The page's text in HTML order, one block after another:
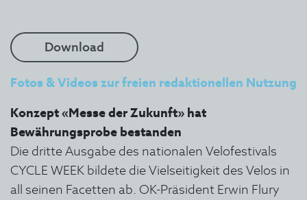
Download
Fotos & Videos zur freien redaktionellen Nutzung
Konzept «Messe der Zukunft» hat
Bewährungsprobe bestanden
Die dritte Ausgabe des nationalen Velofestivals
CYCLE WEEK bildete die Vielseitigkeit des Velos in
all seinen Facetten ab. OK-Präsident Erwin Flury